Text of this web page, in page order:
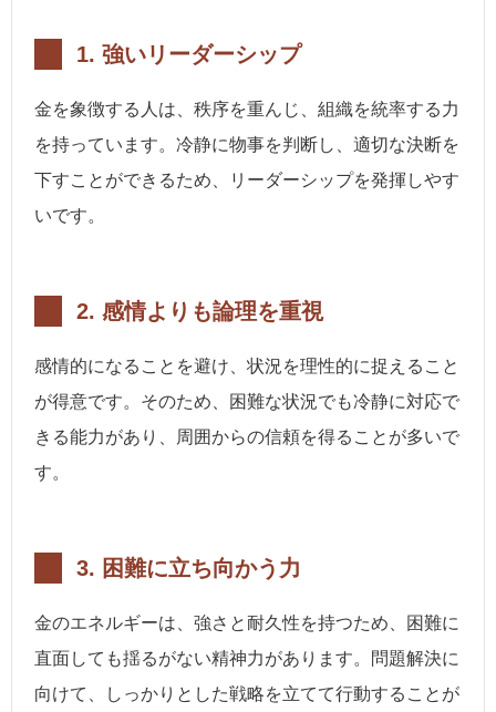
1. 強いリーダーシップ
金を象徴する人は、秩序を重んじ、組織を統率する力
を持っています。冷静に物事を判断し、適切な決断を
下すことができるため、リーダーシップを発揮しやす
いです。
2. 感情よりも論理を重視
感情的になることを避け、状況を理性的に捉えること
が得意です。そのため、困難な状況でも冷静に対応で
きる能力があり、周囲からの信頼を得ることが多いで
す。
3. 困難に立ち向かう力
金のエネルギーは、強さと耐久性を持つため、困難に
直面しても揺るがない精神力があります。問題解決に
向けて、しっかりとした戦略を立てて行動することが